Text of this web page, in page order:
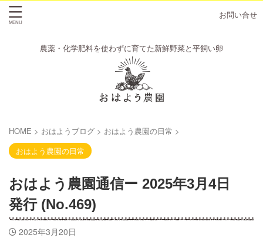
お問い合せ
農薬・化学肥料を使わずに育てた新鮮野菜と平飼い卵
HOME > おはようブログ > おはよう農園の日常 >
おはよう農園の日常
おはよう農園通信ー 2025年3月4日
発行 (No.469)
2025年3月20日